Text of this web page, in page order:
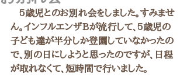
ん。インフルエンザBが流行して、5歳児の
子ども達が半分しか登園していなかったの
で、別の日にしようと思ったのですが、日程
が取れなくて、短時間で行いました。